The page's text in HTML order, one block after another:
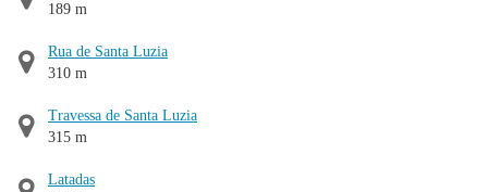
189 m
Rua de Santa Luzia
310 m
Travessa de Santa Luzia
315 m
Latadas